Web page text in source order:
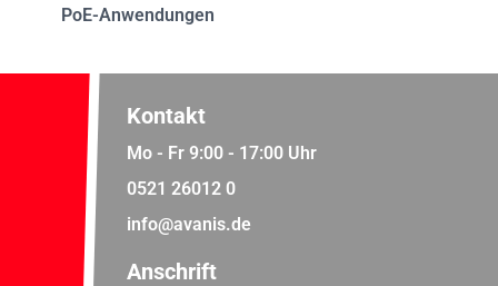
PoE-Anwendungen
Kontakt
Mo - Fr 9:00 - 17:00 Uhr
0521 26012 0
info@avanis.de
Anschrift